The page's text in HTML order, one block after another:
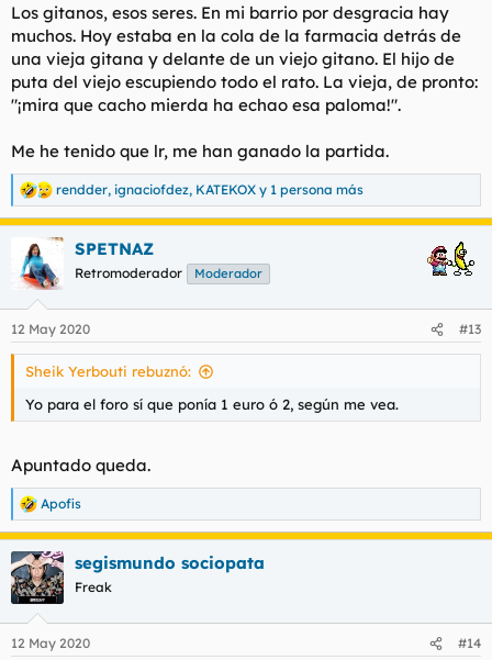
Los gitanos, esos seres. En mi barrio por desgracia hay
muchos. Hoy estaba en la cola de la farmacia detrás de
una vieja gitana y delante de un viejo gitano. El hijo de
puta del viejo escupiendo todo el rato. La vieja, de pronto:
"¡mira que cacho mierda ha echao esa paloma!".
Me he tenido que lr, me han ganado la partida.
R
e
a
c
i
e
s
rendder, ignaciofdez, KATEKOX y 1 persona más
SPETNAZ
Retromoderador Moderador
12 May 2020 #13
Sheik Yerbouti rebuznó:
Yo para el foro sí que ponía 1 euro ó 2, según me vea.
Apuntado queda.
R
e
a
c
c
i
e
Apofis
segismundo sociopata
Freak
12 May 2020 #14